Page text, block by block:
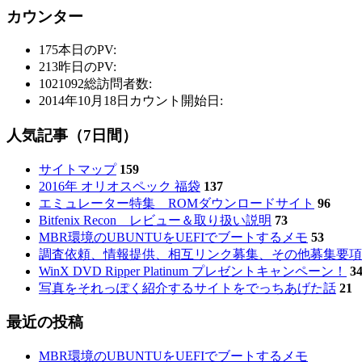
カウンター
175本日のPV:
213昨日のPV:
1021092総訪問者数:
2014年10月18日 カウント開始日:
人気記事（7日間）
サイトマップ 159
2016年 オリオスペック 福袋 137
エミュレーター特集 ROMダウンロードサイト 96
Bitfenix Recon レビュー＆取り扱い説明 73
MBR環境のUBUNTUをUEFIでブートするメモ 53
調査依頼、情報提供、相互リンク募集、その他募集要
WinX DVD Ripper Platinum プレゼントキャンペーン！
34
写真をそれっぽく紹介するサイトをでっちあげた話 21
最近の投稿
MBR環境のUBUNTUをUEFIでブートするメモ